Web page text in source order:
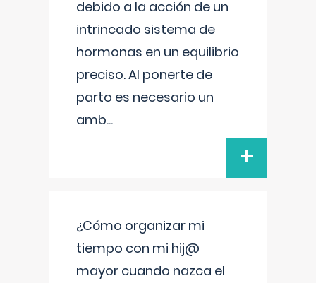
debido a la acción de un
intrincado sistema de
hormonas en un equilibrio
preciso. Al ponerte de
parto es necesario un
amb...
+
¿Cómo organizar mi
tiempo con mi hij@
mayor cuando nazca el